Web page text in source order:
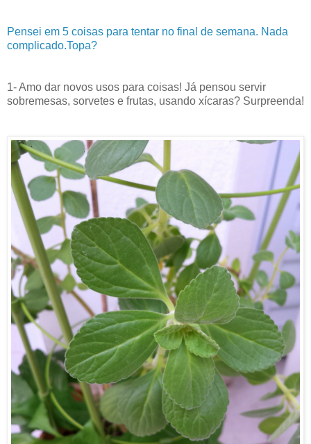
Pensei em 5 coisas para tentar no final de semana. Nada
complicado.Topa?
1- Amo dar novos usos para coisas! Já pensou servir
sobremesas, sorvetes e frutas, usando xícaras? Surpreenda!